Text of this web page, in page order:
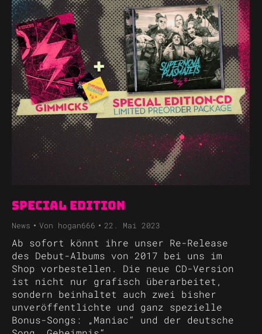
Special Edition
News Von hogan666 22. Mai 2023
Ab sofort könnt ihre unser Re-Release
des Debut-Albums von 2017 bei uns im
Shop vorbestellen. Die neue CD-Version
ist nicht nur grafisch überarbeitet,
sondern beinhaltet auch zwei bisher
unveröffentlichte und ganz spezielle
Bonus-Songs: „Maniac“ und der deutsche